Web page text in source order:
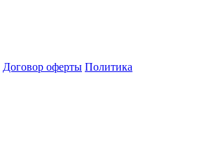
Договор оферты Политика